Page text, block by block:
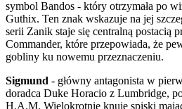
symbol Bandos - który otrzymała po
Guthix. Ten znak wskazuje na jej
serii Zanik staje się centralną postacią
Commander, które przepowiada, że
gobliny ku nowemu przeznaczeniu.
Sigmund - główny antagonista w
doradca Duke Horacio z Lumbridge,
H.A.M. Wielokrotnie knuje spiski